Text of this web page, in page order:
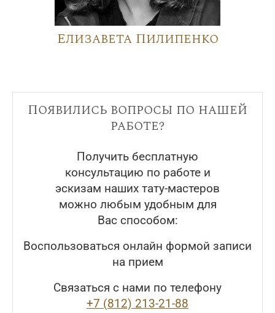
Елизавета Пилипенко
Появились вопросы по нашей
работе?
Получить бесплатную
консультацию по работе и
эскизам наших тату-мастеров
можно любым удобным для
Вас способом:
Воспользоваться онлайн формой записи
на прием
Связаться с нами по телефону
+7 (812) 213-21-88